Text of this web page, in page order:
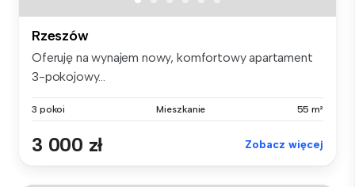
Rzeszów
Oferuję na wynajem nowy, komfortowy apartament
3-pokojowy...
3 pokoi Mieszkanie 55 m²
3 000 zł Zobacz więcej